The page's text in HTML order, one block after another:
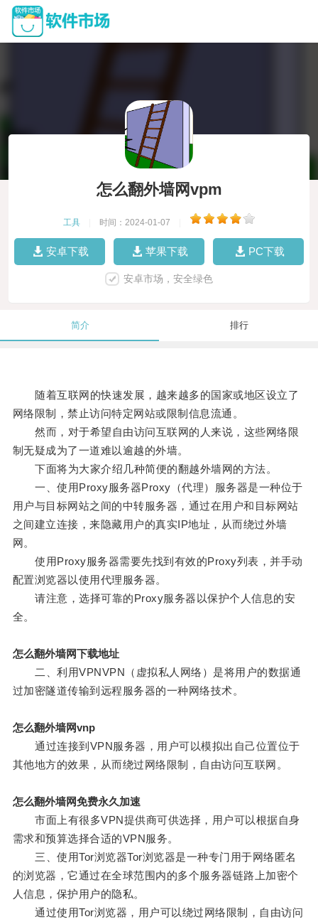
怎么翻外墙网vpm
工具 时间：2024-01-07
安卓下载 苹果下载 PC下载
安卓市场，安全绿色
简介 排行
随着互联网的快速发展，越来越多的国家或地区设立了
网络限制，禁止访问特定网站或限制信息流通。
然而，对于希望自由访问互联网的人来说，这些网络限
制无疑成为了一道难以逾越的外墙。
下面将为大家介绍几种简便的翻越外墙网的方法。
一、使用Proxy服务器Proxy（代理）服务器是一种位于
用户与目标网站之间的中转服务器，通过在用户和目标网站
之间建立连接，来隐藏用户的真实IP地址，从而绕过外墙
网。
使用Proxy服务器需要先找到有效的Proxy列表，并手动
配置浏览器以使用代理服务器。
请注意，选择可靠的Proxy服务器以保护个人信息的安
全。
怎么翻外墙网下载地址
二、利用VPNVPN（虚拟私人网络）是将用户的数据通
过加密隧道传输到远程服务器的一种网络技术。
怎么翻外墙网vnp
通过连接到VPN服务器，用户可以模拟出自己位置位于
其他地方的效果，从而绕过网络限制，自由访问互联网。
怎么翻外墙网免费永久加速
市面上有很多VPN提供商可供选择，用户可以根据自身
需求和预算选择合适的VPN服务。
三、使用Tor浏览器Tor浏览器是一种专门用于网络匿名
的浏览器，它通过在全球范围内的多个服务器链路上加密个
人信息，保护用户的隐私。
通过使用Tor浏览器，用户可以绕过网络限制，自由访问